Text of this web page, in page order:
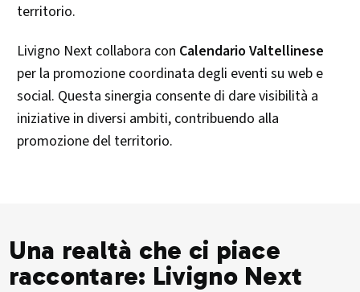
territorio.
Livigno Next collabora con Calendario Valtellinese
per la promozione coordinata degli eventi su web e
social. Questa sinergia consente di dare visibilità a
iniziative in diversi ambiti, contribuendo alla
promozione del territorio.
Una realtà che ci piace
raccontare: Livigno Next